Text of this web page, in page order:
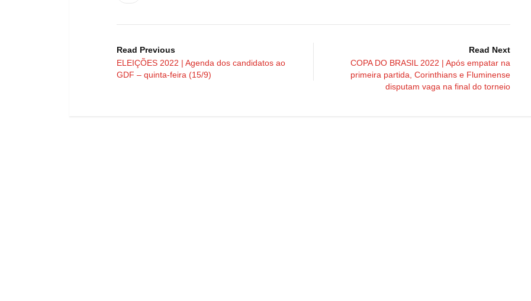
Read Previous
ELEIÇÕES 2022 | Agenda dos candidatos ao
GDF – quinta-feira (15/9)
Read Next
COPA DO BRASIL 2022 | Após empatar na
primeira partida, Corinthians e Fluminense
disputam vaga na final do torneio